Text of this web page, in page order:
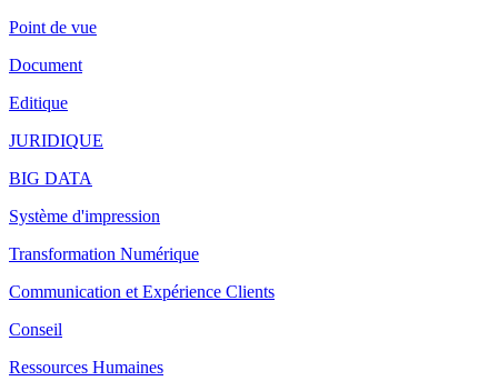
Point de vue
Document
Editique
JURIDIQUE
BIG DATA
Système d'impression
Transformation Numérique
Communication et Expérience Clients
Conseil
Ressources Humaines